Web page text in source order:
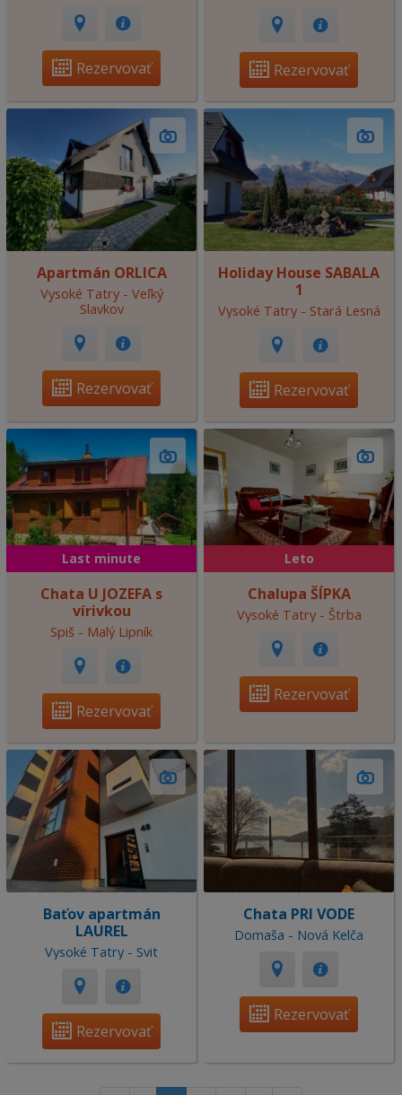
Rezervovať Rezervovať
Apartmán ORLICA
Vysoké Tatry - Veľký
Slavkov
Rezervovať
Holiday House SABALA
1
Vysoké Tatry - Stará Lesná
Rezervovať
Last minute
Chata U JOZEFA s
vírivkou
Spiš - Malý Lipník
Rezervovať
Leto
Chalupa ŠÍPKA
Vysoké Tatry - Štrba
Rezervovať
Baťov apartmán
LAUREL
Vysoké Tatry - Svit
Rezervovať
Chata PRI VODE
Domaša - Nová Kelča
Rezervovať